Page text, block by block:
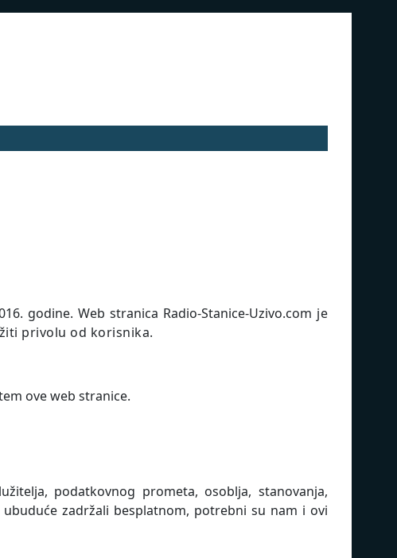
godine. Web stranica Radio-Stanice-Uzivo.com je
privolu od korisnika.
ove web stranice.
podatkovnog prometa, osoblja, stanovanja,
zadržali besplatnom, potrebni su nam i ovi